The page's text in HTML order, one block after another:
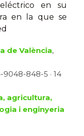
en su
en la que se
de València,
9048-848-5 · 14
agricultura,
i enginyeria